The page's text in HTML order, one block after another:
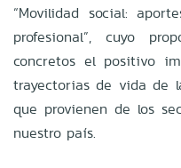
“Movilidad social:
profesional”, cuyo
concretos el positivo
trayectorias de vida de
que provienen de los
nuestro país.